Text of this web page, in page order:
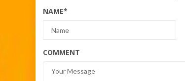
NAME*
COMMENT